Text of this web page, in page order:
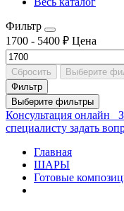
Фильтр
1700 - 5400 ₽ Цена
Сбросить
Выберите
Фильтр
Выберите фильтры
Консультация онлайн
специалисту задать
Главная
ШАРЫ
Готовые